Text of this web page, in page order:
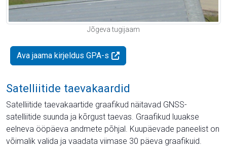
Jõgeva tugijaam
Ava jaama kirjeldus GPA-s
Satelliitide taevakaardid
Satelliitide taevakaartide graafikud näitavad GNSS-
satelliitide suunda ja kõrgust taevas. Graafikud luuakse
eelneva ööpäeva andmete põhjal. Kuupäevade paneelist on
võimalik valida ja vaadata viimase 30 päeva graafikuid.